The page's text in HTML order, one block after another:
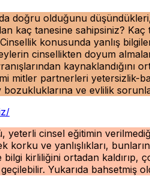
doğru olduğunu
kaç tanesine sahipsiniz?
konusunda yanlış
cinsellikten doyum
kaynaklandığını
partnerleri yetersizlik-
ve evlilik
yeterli cinsel eğitimin
korku ve yanlışlıkları,
kirliliğini ortadan kaldırıp,
Yukarıda bahsetmiş